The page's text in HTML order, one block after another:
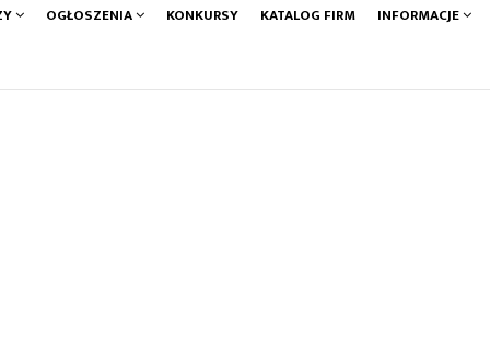
OGŁOSZENIA KONKURSY KATALOG FIRM INFORMACJE